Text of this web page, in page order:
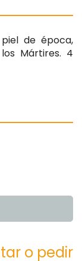
piel de época,
Mártires. 4
o pedir